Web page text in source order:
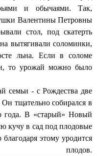
и обычаями. Так,
Валентины Петровны
стол, под скатерть
вытягивали соломинки,
льна. Если в соломе
то урожай можно было
- с Рождества две
тщательно собирался в
года. В «старый» Новый
кучу в сад под плодовые
этому уродится